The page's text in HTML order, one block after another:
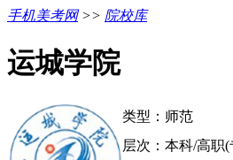
手机美考网>> 院校库
运城学院
类型：师范
层次：本科/高职(